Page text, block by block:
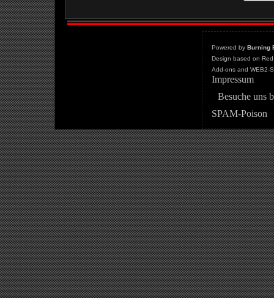
Powered by Burning
Design based on
Add-ons and WEB2-
Impressum
Besuche uns
SPAM-Poison